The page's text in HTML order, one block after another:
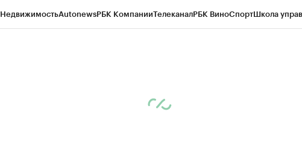
НедвижимостьAutonewsРБК КомпанииТелеканалРБК ВиноСпортШкола